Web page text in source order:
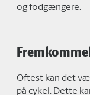
og fodgængere.
Oftest kan det
på cykel. Dette